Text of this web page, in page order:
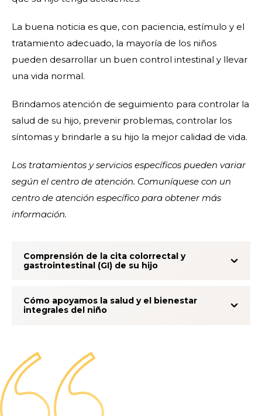
La buena noticia es que, con paciencia, estímulo y el
tratamiento adecuado, la mayoría de los niños
pueden desarrollar un buen control intestinal y llevar
una vida normal.
Brindamos atención de seguimiento para controlar la
salud de su hijo, prevenir problemas, controlar los
síntomas y brindarle a su hijo la mejor calidad de vida.
Los tratamientos y servicios específicos pueden variar
según el centro de atención. Comuníquese con un
centro de atención específico para obtener más
información.
Comprensión de la cita colorrectal y
gastrointestinal (GI) de su hijo
Cómo apoyamos la salud y el bienestar
integrales del niño